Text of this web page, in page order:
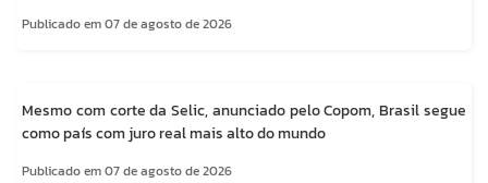
Publicado em 07 de agosto de 2026
Mesmo com corte da Selic, anunciado pelo Copom, Brasil segue
como país com juro real mais alto do mundo
Publicado em 07 de agosto de 2026